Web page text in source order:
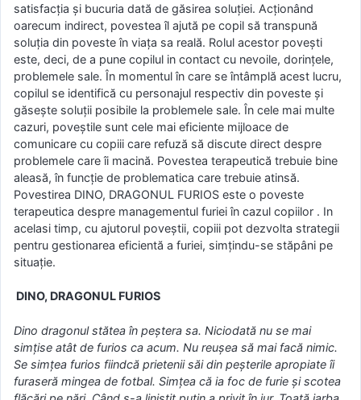
satisfacţia şi bucuria dată de găsirea soluţiei. Acţionând
oarecum indirect, povestea îl ajută pe copil să transpună
soluţia din poveste în viaţa sa reală. Rolul acestor poveşti
este, deci, de a pune copilul in contact cu nevoile, dorințele,
problemele sale. În momentul în care se întâmplă acest lucru,
copilul se identifică cu personajul respectiv din poveste și
găsește soluții posibile la problemele sale. În cele mai multe
cazuri, poveștile sunt cele mai eficiente mijloace de
comunicare cu copiii care refuză să discute direct despre
problemele care îi macină. Povestea terapeutică trebuie bine
aleasă, în funcție de problematica care trebuie atinsă.
Povestirea DINO, DRAGONUL FURIOS este o poveste
terapeutica despre managementul furiei în cazul copiilor . In
acelasi timp, cu ajutorul poveştii, copiii pot dezvolta strategii
pentru gestionarea eficientă a furiei, simţindu-se stăpâni pe
situaţie.
DINO, DRAGONUL FURIOS
Dino dragonul stătea în peștera sa. Niciodată nu se mai
simțise atât de furios ca acum. Nu reușea să mai facă nimic.
Se simțea furios fiindcă prietenii săi din peșterile apropiate îi
furaseră mingea de fotbal. Simțea că ia foc de furie și scotea